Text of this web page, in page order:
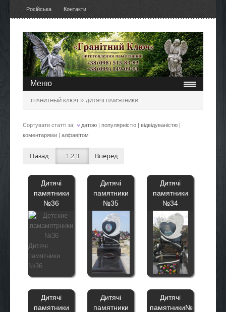
Російська Контакти
Меню
ГРАНИТНЫЙ КЛЮЧ » ДИТЯЧІ ПАМ'ЯТНИКИ
Сортувати статті за: датою | популярністю | відвідуваністю |
коментарями | алфавітом
Назад 1 23 Вперед
Дитячі
памятники
№36
Дитячі
памятники
№36
Дитячі
памятники
№35
Дитячі
памятники
№35
Дитячі
памятники
№34
Дитячі
памятники
№34
Дитячі
памятники
Дитячі
памятники
Дитячі
памятники№31